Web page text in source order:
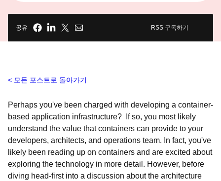
공유 RSS 구독하기
모든 포스트로 돌아가기
Perhaps you've been charged with developing a container-
based application infrastructure? If so, you most likely
understand the value that containers can provide to your
developers, architects, and operations team. In fact, you've
likely been reading up on containers and are excited about
exploring the technology in more detail. However, before
diving head-first into a discussion about the architecture